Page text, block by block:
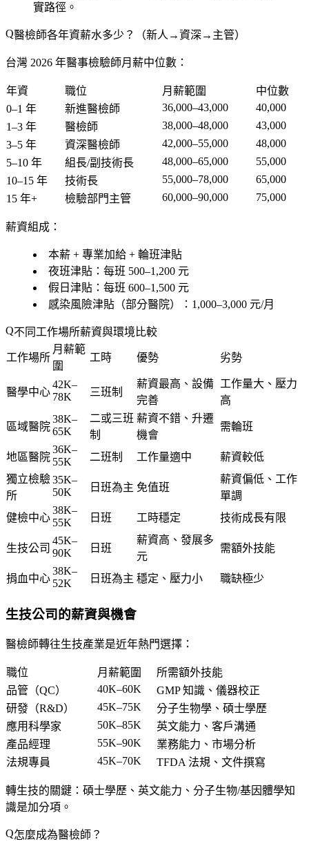
實路徑。
醫檢師各年資薪水多少？（新人→資深→主管）
台灣 2026 年醫事檢驗師月薪中位數：
年資 職位 月薪範圍
中位數
0–1 年
新進醫檢師 36,000–43,000
40,000
1–3 年
醫檢師 38,000–48,000
43,000
3–5 年
資深醫檢師 42,000–55,000
48,000
5–10 年
組長/副技術長 48,000–65,000
55,000
10–15 年
技術長 55,000–78,000
65,000
15 年+
檢驗部門主管 60,000–90,000 75,000
薪資組成：
本薪 + 專業加給 + 輪班津貼
夜班津貼：每班 500–1,200 元
假日津貼：每班 600–1,500 元
感染風險津貼（部分醫院）：1,000–3,000 元/月
不同工作場所薪資與環境比較
工作場所
月薪範
圍
工時 優勢 劣勢
醫學中心
42K–
78K
三班制
薪資最高、設備
完善
工作量大、壓力
高
區域醫院
38K–
65K
二或三班
制
薪資不錯、升遷
機會
需輪班
地區醫院
36K–
55K
二班制 工作量適中
薪資較低
獨立檢驗
所
35K–
50K
日班為主 免值班
薪資偏低、工作
單調
健檢中心
38K–
55K
日班 工時穩定 技術成長有限
生技公司
45K–
90K
日班
薪資高、發展多
元
需額外技能
捐血中心
38K–
52K
日班為主 穩定、壓力小 職缺極少
生技公司的薪資與機會
醫檢師轉往生技產業是近年熱門選擇：
職位 月薪範圍
所需額外技能
品管（QC）
40K–60K
GMP 知識、儀器校正
研發（R&D）
45K–75K
分子生物學、碩士學歷
應用科學家
50K–85K
英文能力、客戶溝通
產品經理
55K–90K
業務能力、市場分析
法規專員
45K–70K TFDA 法規、文件撰寫
轉生技的關鍵 ：碩士學歷、英文能力、分子生物/基因體學知
識是加分項。
怎麼成為醫檢師？